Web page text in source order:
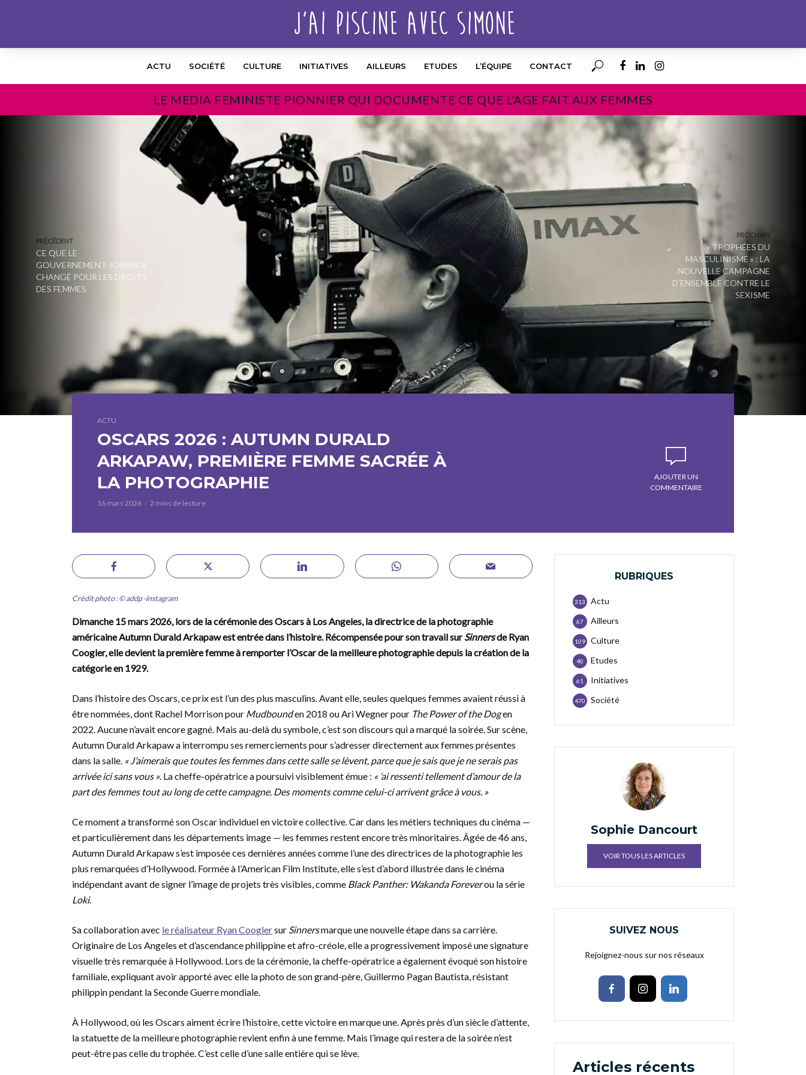
ACTU SOCIÉTÉ CULTURE INITIATIVES AILLEURS ETUDES L’ÉQUIPE CONTACT
LE MEDIA FEMINISTE PIONNIER QUI DOCUMENTE CE QUE L’AGE FAIT AUX FEMMES
PRÉCÉDENT
CE QUE LE
GOUVERNEMENT JOSPIN A
CHANGÉ POUR LES DROITS
DES FEMMES
PROCHAIN
« TROPHÉES DU
MASCULINISME » : LA
NOUVELLE CAMPAGNE
D’ENSEMBLE CONTRE LE
SEXISME
ACTU
OSCARS 2026 : AUTUMN DURALD
ARKAPAW, PREMIÈRE FEMME SACRÉE À
LA PHOTOGRAPHIE
16 mars 2026 2 mins de lecture
AJOUTER UN
COMMENTAIRE
Crédit photo : © addp -instagram
Dimanche 15 mars 2026, lors de la cérémonie des Oscars à Los Angeles, la directrice de la photographie
américaine Autumn Durald Arkapaw est entrée dans l’histoire. Récompensée pour son travail surSinnersde Ryan
Coogler, elle devient la première femme à remporter l’Oscar de la meilleure photographie depuis la création de la
catégorie en 1929.
Dans l’histoire des Oscars, ce prix est l’un des plus masculins. Avant elle, seules quelques femmes avaient réussi à
être nommées, dont Rachel Morrison pour Mudbounden 2018 ou Ari Wegner pour The Power of the Dogen
2022. Aucune n’avait encore gagné. Mais au-delà du symbole, c’est son discours qui a marqué la soirée. Sur scène,
Autumn Durald Arkapaw a interrompu ses remerciements pour s’adresser directement aux femmes présentes
dans la salle. « J’aimerais que toutes les femmes dans cette salle se lèvent, parce que je sais que je ne serais pas
arrivée ici sans vous ». La cheffe-opératrice a poursuivi visiblement émue : « ’ai ressenti tellement d’amour de la
part des femmes tout au long de cette campagne. Des moments comme celui-ci arrivent grâce à vous. »
Ce moment a transformé son Oscar individuel en victoire collective. Car dans les métiers techniques du cinéma —
et particulièrement dans les départements image — les femmes restent encore très minoritaires. Âgée de 46 ans,
Autumn Durald Arkapaw s’est imposée ces dernières années comme l’une des directrices de la photographie les
plus remarquées d’Hollywood. Formée à l’American Film Institute, elle s’est d’abord illustrée dans le cinéma
indépendant avant de signer l’image de projets très visibles, comme Black Panther: Wakanda Foreverou la série
Loki.
Sa collaboration avec le réalisateur Ryan Cooglersur Sinnersmarque une nouvelle étape dans sa carrière.
Originaire de Los Angeles et d’ascendance philippine et afro-créole, elle a progressivement imposé une signature
visuelle très remarquée à Hollywood. Lors de la cérémonie, la cheffe-opératrice a également évoqué son histoire
familiale, expliquant avoir apporté avec elle la photo de son grand-père, Guillermo Pagan Bautista, résistant
philippin pendant la Seconde Guerre mondiale.
À Hollywood, où les Oscars aiment écrire l’histoire, cette victoire en marque une. Après près d’un siècle d’attente,
la statuette de la meilleure photographie revient enfin à une femme. Mais l’image qui restera de la soirée n’est
peut-être pas celle du trophée. C’est celle d’une salle entière qui se lève.
RUBRIQUES
Actu
313
Ailleurs
67
Culture
109
Etudes
40
Initiatives
61
Société
470
Sophie Dancourt
VOIR TOUS LES ARTICLES
SUIVEZ NOUS
Rejoignez-nous sur nos réseaux
Articles récents